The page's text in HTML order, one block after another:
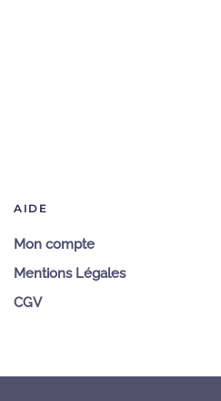
AIDE
Mon compte
Mentions Légales
CGV